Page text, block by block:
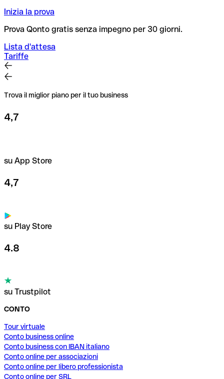
Inizia la prova
Prova Qonto gratis senza impegno per 30 giorni.
Lista d'attesa
Tariffe
Trova il miglior piano per il tuo business
4,7
su App Store
4,7
su Play Store
4.8
su Trustpilot
CONTO
Tour virtuale
Conto business online
Conto business con IBAN italiano
Conto online per associazioni
Conto online per libero professionista
Conto online per SRL